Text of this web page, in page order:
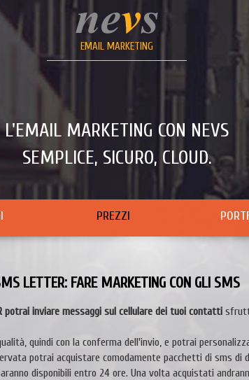
EMAIL MARKETING
L'EMAIL MARKETING CON NEVS
SEMPLICE, SICURO, CLOUD.
PREZZI
LETTER: FARE MARKETING CON GLI SMS
potrai inviare messaggi sul cellulare dei tuoi contatti
quindi con la conferma dell'invio, e potrai
potrai acquistare comodamente pacchetti di sms di
disponibili entro 24 ore. Una volta acquistati